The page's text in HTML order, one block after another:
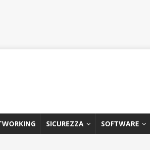
SICUREZZA SOFTWARE